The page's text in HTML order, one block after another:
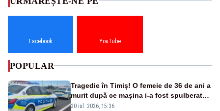
Facebook YouTube
POPULAR
Tragedie în Timiș! O femeie de 36 de ani a
murit după ce mașina i-a fost spulberată
de tren
30 iul. 2026, 15:36